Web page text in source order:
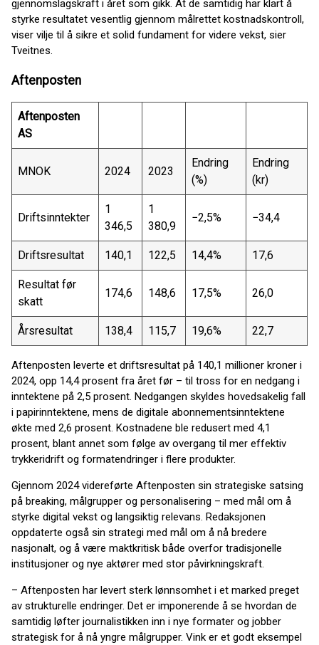
gjennomslagskraft i året som gikk. At de samtidig har klart å
styrke resultatet vesentlig gjennom målrettet kostnadskontroll,
viser vilje til å sikre et solid fundament for videre vekst, sier
Tveitnes.
Aftenposten
Aftenposten
AS
MNOK 2024 2023
Endring
(%)
Endring
(kr)
Driftsinntekter
1
346,5
1
380,9
−2,5% −34,4
Driftsresultat 140,1 122,5 14,4% 17,6
Resultat før
skatt
174,6 148,6 17,5% 26,0
Årsresultat 138,4 115,7 19,6% 22,7
Aftenposten leverte et driftsresultat på 140,1 millioner kroner i
2024, opp 14,4 prosent fra året før – til tross for en nedgang i
inntektene på 2,5 prosent. Nedgangen skyldes hovedsakelig fall
i papirinntektene, mens de digitale abonnementsinntektene
økte med 2,6 prosent. Kostnadene ble redusert med 4,1
prosent, blant annet som følge av overgang til mer effektiv
trykkeridrift og formatendringer i flere produkter.
Gjennom 2024 videreførte Aftenposten sin strategiske satsing
på breaking, målgrupper og personalisering – med mål om å
styrke digital vekst og langsiktig relevans. Redaksjonen
oppdaterte også sin strategi med mål om å nå bredere
nasjonalt, og å være maktkritisk både overfor tradisjonelle
institusjoner og nye aktører med stor påvirkningskraft.
– Aftenposten har levert sterk lønnsomhet i et marked preget
av strukturelle endringer. Det er imponerende å se hvordan de
samtidig løfter journalistikken inn i nye formater og jobber
strategisk for å nå yngre målgrupper. Vink er et godt eksempel